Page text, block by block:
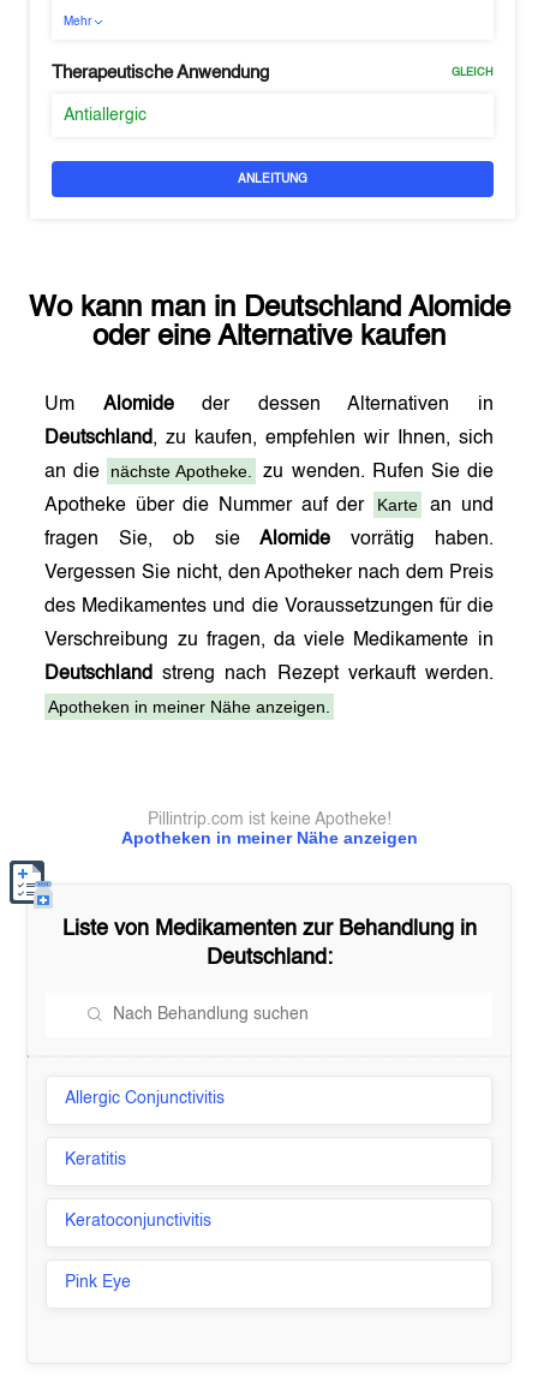
Mehr
Therapeutische Anwendung GLEICH
Antiallergic
ANLEITUNG
Wo kann man in Deutschland Alomide
oder eine Alternative kaufen
Um Alomideder dessen Alternativen in
Deutschland, zu kaufen, empfehlen wir Ihnen, sich
an die
nächste Apotheke.
zu wenden. Rufen Sie die
Apotheke über die Nummer auf der
Karte
an und
fragen Sie, ob sieAlomide vorrätig haben.
Vergessen Sie nicht, den Apotheker nach dem Preis
des Medikamentes und die Voraussetzungen für die
Verschreibung zu fragen, da viele Medikamente in
Deutschland
streng nach Rezept verkauft werden.
Apotheken in meiner Nähe anzeigen.
Apotheken in meiner Nähe anzeigen
Pillintrip.com ist keine Apotheke!
Liste von Medikamenten zur Behandlung in
Deutschland :
Allergic Conjunctivitis
Keratitis
Keratoconjunctivitis
Pink Eye